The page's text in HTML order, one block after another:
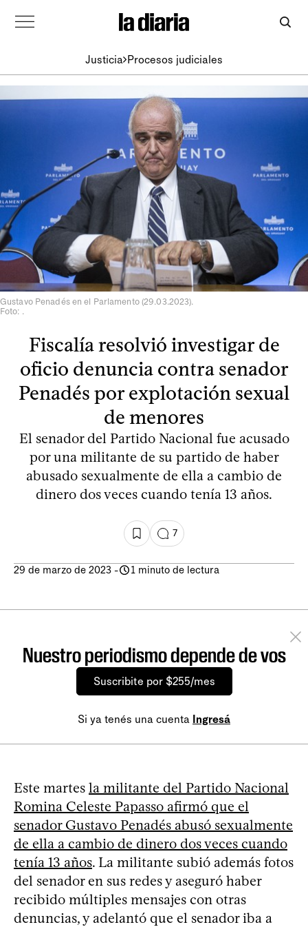
Justicia Procesos judiciales
Gustavo Penadés en el Parlamento (29.03.2023).
Foto: .
Fiscalía resolvió investigar de
oficio denuncia contra senador
Penadés por explotación sexual
de menores
El senador del Partido Nacional fue acusado
por una militante de su partido de haber
abusado sexualmente de ella a cambio de
dinero dos veces cuando tenía 13 años.
7
29 de marzo de 2023 - 1 minuto de lectura
Nuestro periodismo depende de vos
Suscribite por $255/mes
Si ya tenés una cuenta Ingresá
Este martes la militante del Partido Nacional
Romina Celeste Papasso afirmó que el
senador Gustavo Penadés abusó sexualmente
de ella a cambio de dinero dos veces cuando
tenía 13 años. La militante subió además fotos
del senador en sus redes y aseguró haber
recibido múltiples mensajes con otras
denuncias, y adelantó que el senador iba a